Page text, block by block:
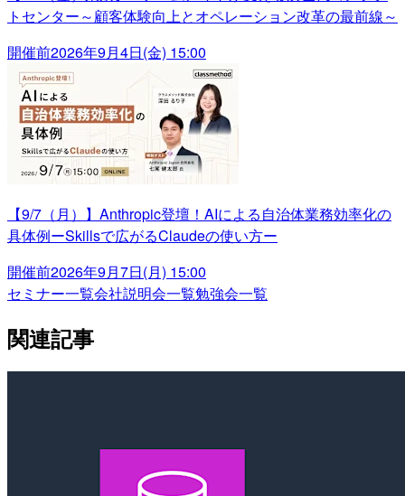
トセンター～顧客体験向上とオペレーション改革の最前線～
開催前2026年9月4日(金) 15:00
【9/7（月）】Anthropic登壇！AIによる自治体業務効率化の
具体例ーSkillsで広がるClaudeの使い方ー
開催前2026年9月7日(月) 15:00
セミナー一覧会社説明会一覧勉強会一覧
関連記事